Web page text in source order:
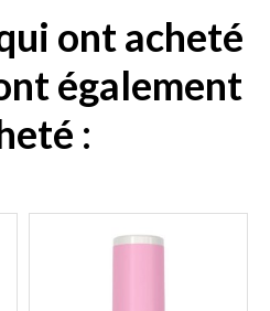
ont acheté
également
: